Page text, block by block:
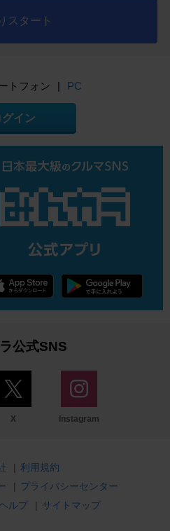
スタート
トフォン | PC
グイン
公式SNS
X Instagram
| 利用規約
| プライバシーセンター
ルプ | サイトマップ